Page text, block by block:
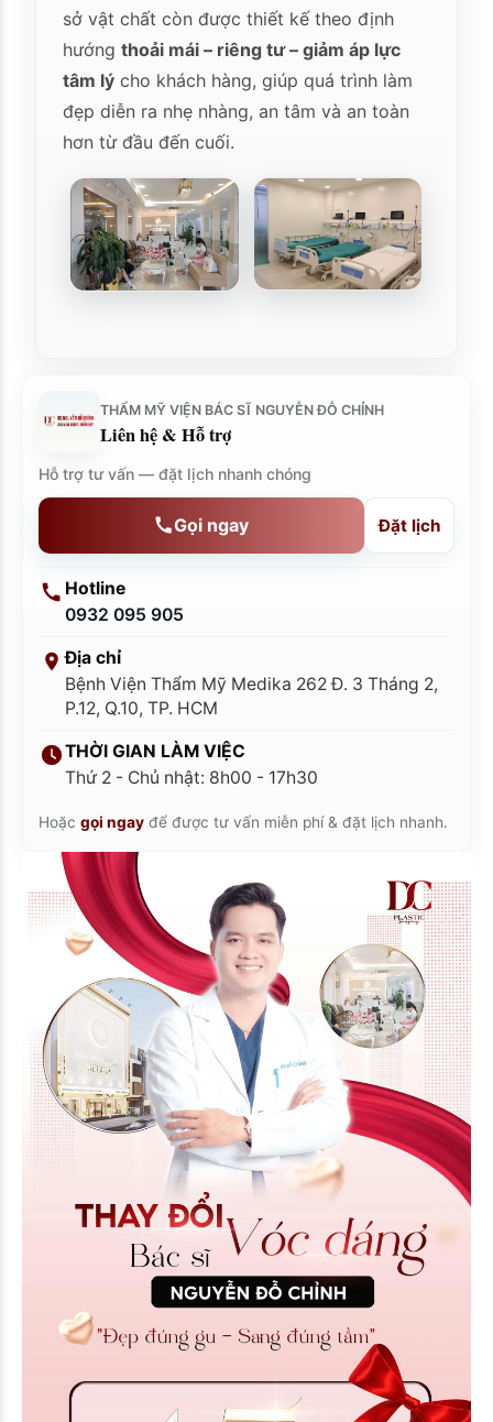
sở vật chất còn được thiết kế theo định
hướngthoải mái – riêng tư – giảm áp lực
tâm lý cho khách hàng, giúp quá trình làm
đẹp diễn ra nhẹ nhàng, an tâm và an toàn
hơn từ đầu đến cuối.
THẨM MỸ VIỆN BÁC SĨ NGUYỄN ĐỖ CHỈNH
Liên hệ & Hỗ trợ
Hỗ trợ tư vấn — đặt lịch nhanh chóng
Gọi ngay Đặt lịch
Hotline
0932 095 905
Địa chỉ
Bệnh Viện Thẩm Mỹ Medika 262 Đ. 3 Tháng 2,
P.12, Q.10, TP. HCM
THỜI GIAN LÀM VIỆC
Thứ 2 - Chủ nhật: 8h00 - 17h30
Hoặc gọi ngay để được tư vấn miễn phí & đặt lịch nhanh.